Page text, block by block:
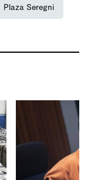
Plaza Seregni